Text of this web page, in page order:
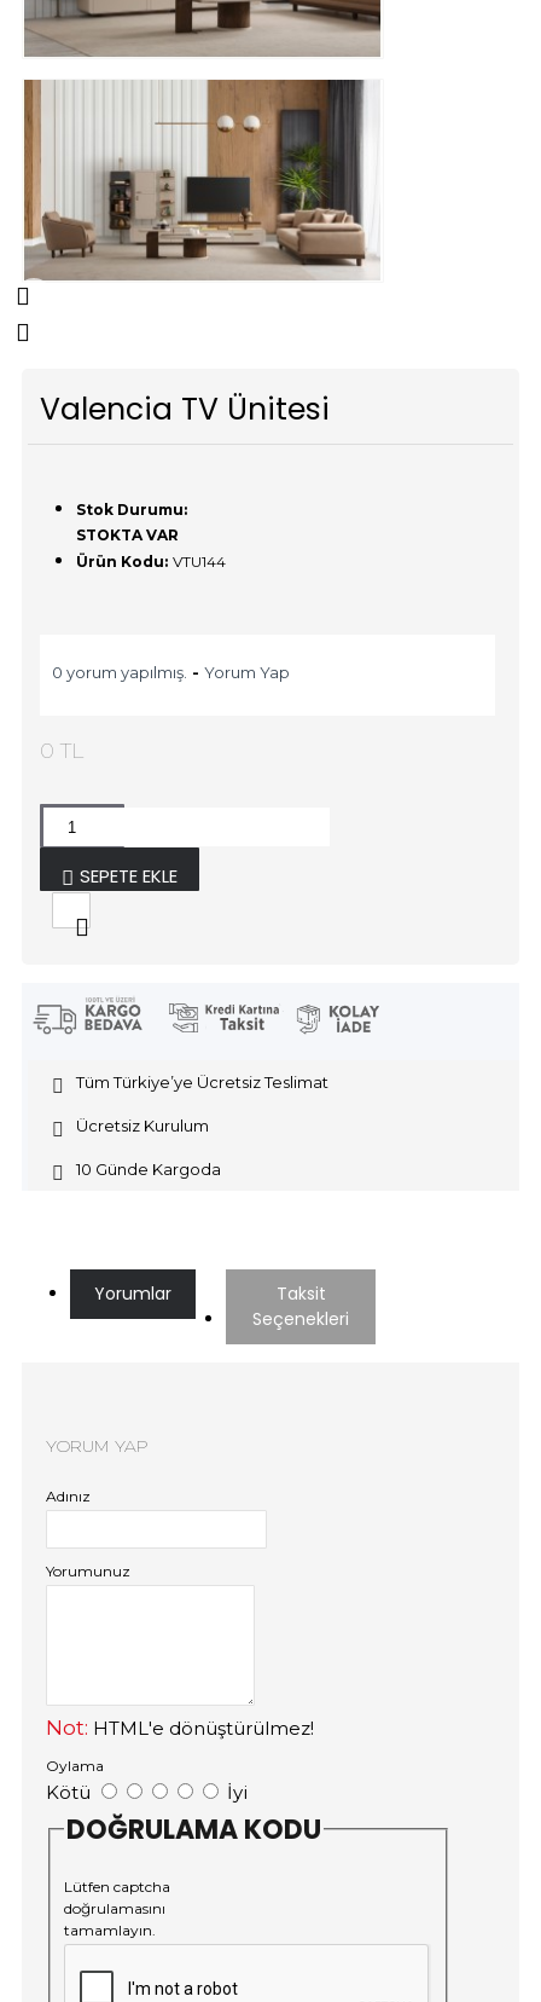
Valencia TV Ünitesi
Stok Durumu:
STOKTA VAR
Ürün Kodu: VTU144
0 yorum yapılmış. - Yorum Yap
0 TL
SEPETE EKLE
Tüm Türkiye’ye Ücretsiz Teslimat
Ücretsiz Kurulum
10 Günde Kargoda
Yorumlar
Taksit
Seçenekleri
YORUM YAP
Adınız
Yorumunuz
Not: HTML'e dönüştürülmez!
Oylama
Kötü İyi
DOĞRULAMA KODU
Lütfen captcha
doğrulamasını
tamamlayın.